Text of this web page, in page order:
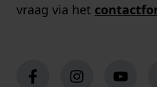
vraag via het